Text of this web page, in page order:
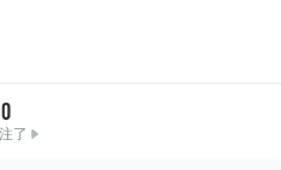
0
了